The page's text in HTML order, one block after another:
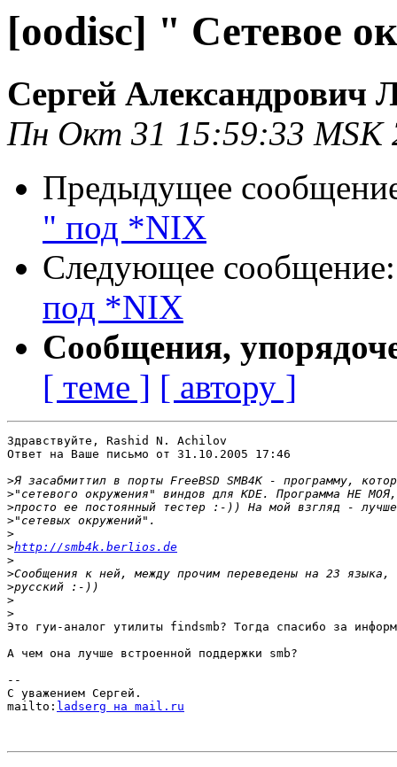
[oodisc] " Сетевое
Сергей Александрович
Пн Окт 31 15:59:33 MSK
Предыдущее
" под *NIX
Следующее
под *NIX
Сообщения,
[ теме ] [ автору ]
Здравствуйте, Rashid N. Achilov
Ответ на Ваше письмо от 31.10.2005 17:46
>
>
>
>
>
>http://smb4k.berlios.de
>
>
>
>
>
Это гуи-аналог утилиты findsmb? Тогда спасибо за
А чем она лучше встроенной поддержки smb?
--
С уважением Сергей.
mailto: ladserg на mail.ru